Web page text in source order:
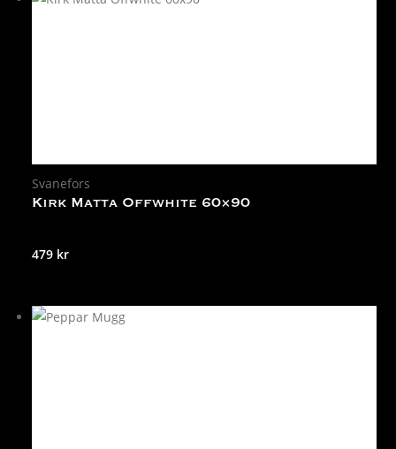
Svanefors
Kirk Matta Offwhite 60×90
479 kr